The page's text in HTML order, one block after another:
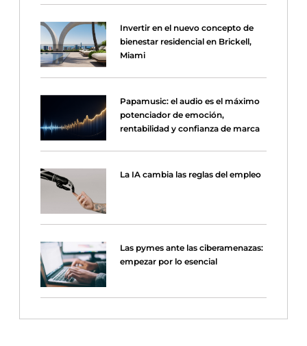
Invertir en el nuevo concepto de
bienestar residencial en Brickell,
Miami
Papamusic: el audio es el máximo
potenciador de emoción,
rentabilidad y confianza de marca
La IA cambia las reglas del empleo
Las pymes ante las ciberamenazas:
empezar por lo esencial